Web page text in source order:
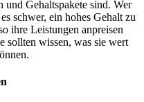
und Gehaltspakete sind. Wer
schwer, ein hohes Gehalt zu
ihre Leistungen anpreisen
sollten wissen, was sie wert